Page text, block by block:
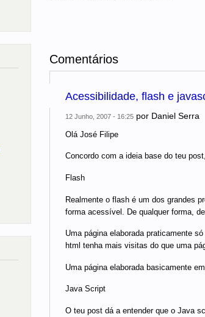
Comentários
Acessibilidade, flash e
12 Junho, 2007 - 16:25por Daniel Serra
Olá José Filipe
Concordo com a ideia base do teu
Flash
Realmente o flash é um dos grandes
forma acessível. De qualquer forma,
Uma página elaborada praticamente
html tenha mais visitas do que uma
Uma página elaborada basicamente
Java Script
O teu post dá a entender que o Java